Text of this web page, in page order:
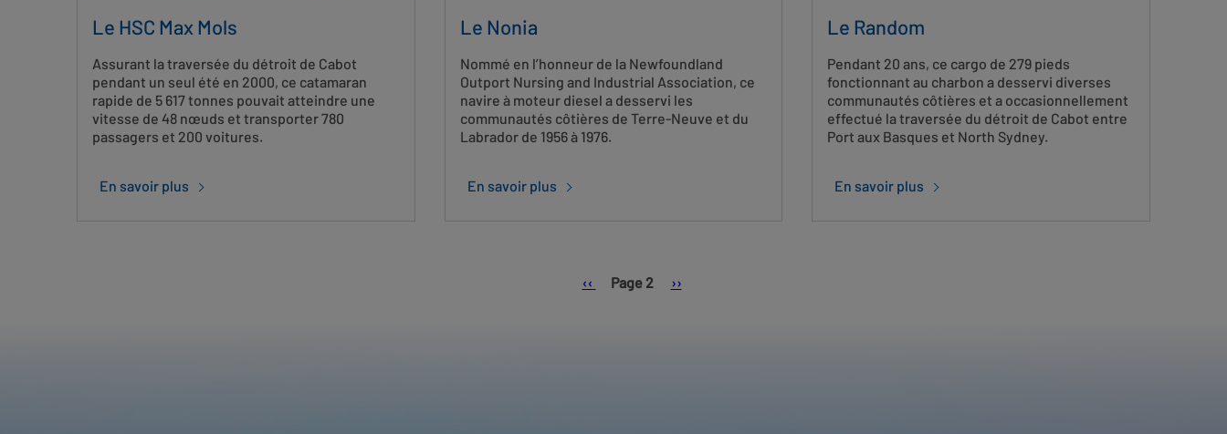
Le HSC Max Mols
Assurant la traversée du détroit de Cabot
pendant un seul été en 2000, ce catamaran
rapide de 5 617 tonnes pouvait atteindre une
vitesse de 48 nœuds et transporter 780
passagers et 200 voitures.
En savoir plus
Le Nonia
Nommé en l’honneur de la Newfoundland
Outport Nursing and Industrial Association, ce
navire à moteur diesel a desservi les
communautés côtières de Terre-Neuve et du
Labrador de 1956 à 1976.
En savoir plus
Le Random
Pendant 20 ans, ce cargo de 279 pieds
fonctionnant au charbon a desservi diverses
communautés côtières et a occasionnellement
effectué la traversée du détroit de Cabot entre
Port aux Basques et North Sydney.
En savoir plus
Pagination
Page
‹‹ Page 2
Page
››